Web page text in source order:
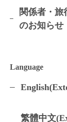
関係者・旅
のお知らせ
Language
繁體中文